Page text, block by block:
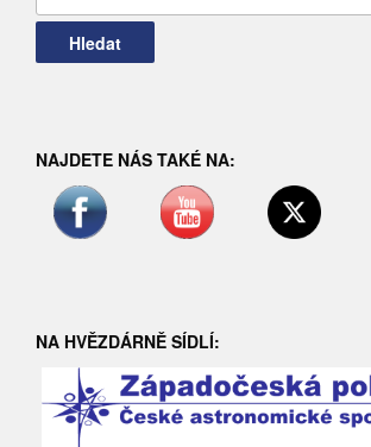
NAJDETE NÁS TAKÉ NA:
NA HVĚZDÁRNĚ SÍDLÍ: